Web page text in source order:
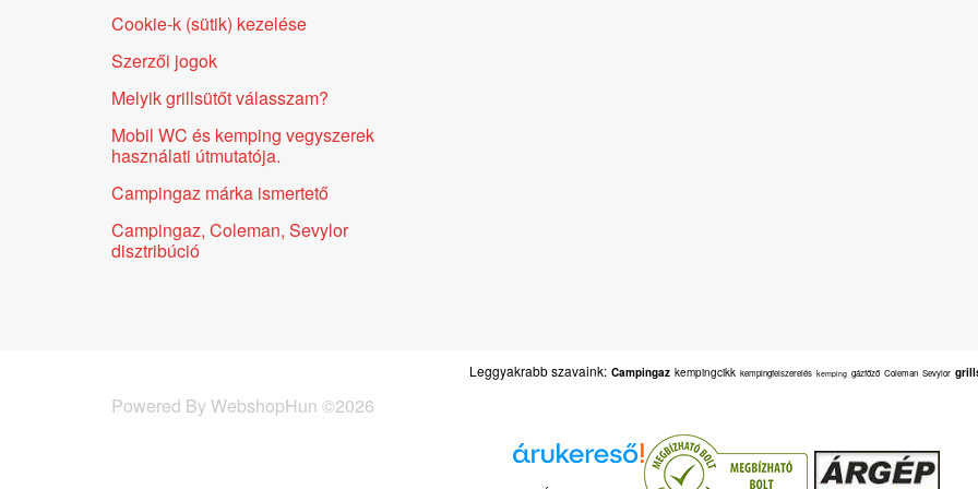
Cookie-k (sütik) kezelése
Szerzői jogok
Melyik grillsütőt válasszam?
Mobil WC és kemping vegyszerek
használati útmutatója.
Campingaz márka ismertető
Campingaz, Coleman, Sevylor
disztribúció
Leggyakrabb szavaink: Campingaz kempingcikk kempingfelszerelés kemping gázfőző Coleman Sevylor
Powered ByWebshopHun ©2026